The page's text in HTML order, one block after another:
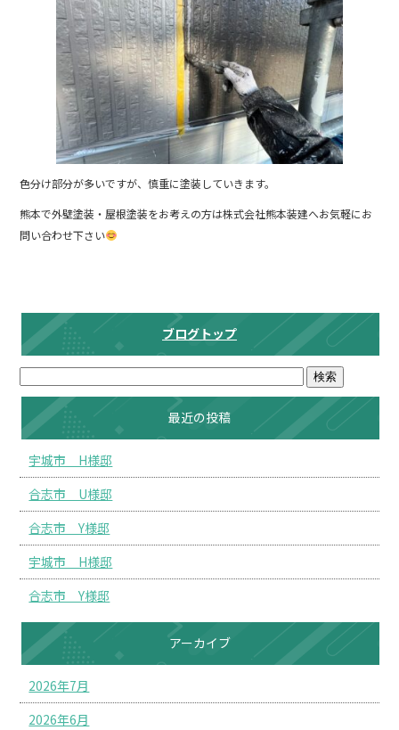
色分け部分が多いですが、慎重に塗装していきます。
熊本で外壁塗装・屋根塗装をお考えの方は株式会社熊本装建へお気軽にお
問い合わせ下さい
ブログトップ
最近の投稿
宇城市 H様邸
合志市 U様邸
合志市 Y様邸
宇城市 H様邸
合志市 Y様邸
アーカイブ
2026年7月
2026年6月